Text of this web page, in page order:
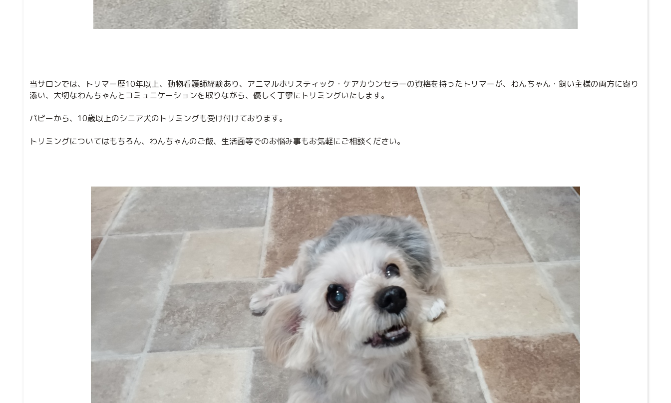
当サロンでは、トリマー歴10年以上、動物看護師経験あり、アニマルホリスティック・ケアカウンセラーの資格を持ったトリマーが、わんちゃん・飼い主様の両方に寄り
添い、大切なわんちゃんとコミュニケーションを取りながら、優しく丁寧にトリミングいたします。
パピーから、10歳以上のシニア犬のトリミングも受け付けております。
トリミングについてはもちろん、わんちゃんのご飯、生活面等でのお悩み事もお気軽にご相談ください。